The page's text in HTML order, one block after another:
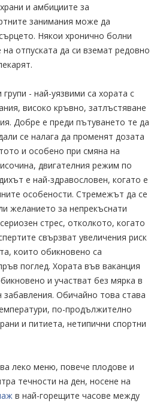
и амбициите за
занимания може да
Някои хронично болни
отпуската да си вземат редовно
- най-уязвими са хората с
високо кръвно, затлъстяване
Добре е преди пътуването те да
се налага да променят дозата
и особено при смяна на
двигателния режим по
е най-здравословен, когато е
особености. Стремежът да се
желанието за непрекъснати
стрес, отколкото, когато
свързват увеличения риск
които обикновено са
поглед. Хората във ваканция
и участват без мярка в
Обичайно това става
по-продължително
и питиета, нетипични спортни
леко меню, повече плодове и
течности на ден, носене на
в най-горещите часове между